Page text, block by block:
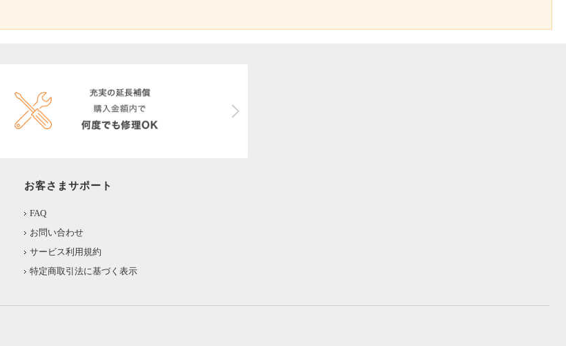
お客さまサポート
FAQ
お問い合わせ
サービス利用規約
特定商取引法に基づく表示